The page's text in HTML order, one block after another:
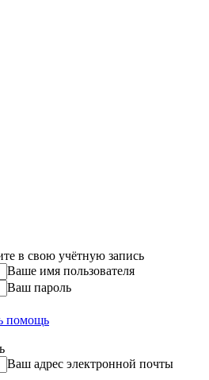
в свою учётную запись
Ваше имя пользователя
Ваш пароль
помощь
Ваш адрес электронной почты